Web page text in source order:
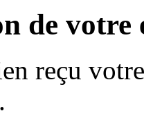
de votre
reçu